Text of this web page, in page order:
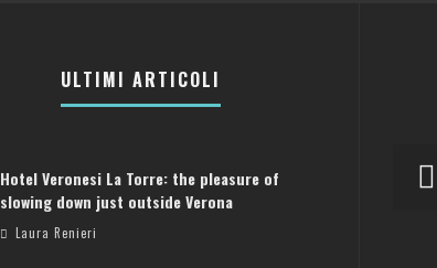
ULTIMI ARTICOLI
Hotel Veronesi La Torre: the pleasure of
slowing down just outside Verona
Laura Renieri